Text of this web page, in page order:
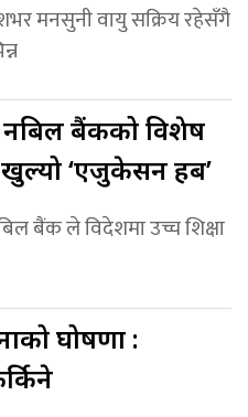
मनसुनी वायु सक्रिय रहेसँगै
नबिल बैंकको विशेष
‘एजुकेसन हब’
बैंक ले विदेशमा उच्च शिक्षा
घोषणा :